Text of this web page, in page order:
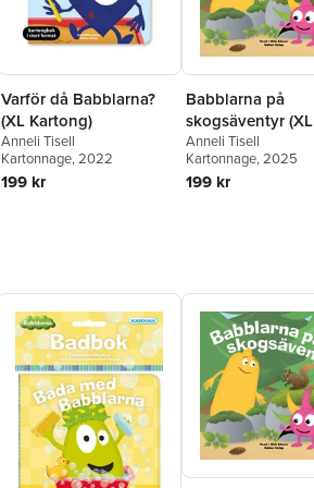
Varför då Babblarna?
(XL Kartong)
Anneli Tisell
Kartonnage, 2022
199 kr
Babblarna på
skogsäventyr (XL
kartong)
Anneli Tisell
Kartonnage, 2025
199 kr